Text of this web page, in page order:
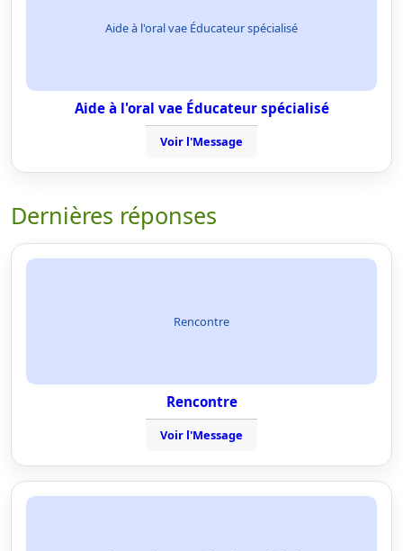
Aide à l'oral vae Éducateur spécialisé
Aide à l'oral vae Éducateur spécialisé
Voir l'Message
Dernières réponses
Rencontre
Rencontre
Voir l'Message